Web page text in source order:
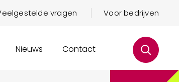
vragen Voor bedrijven
Nieuws Contact